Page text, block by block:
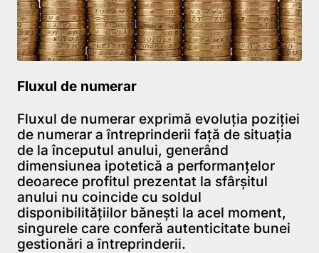
Fluxul de numerar
Fluxul de numerar exprimă evoluţia poziţiei
de numerar a întreprinderii față de situaţia
de la începutul anului, generând
dimensiunea ipotetică a performanţelor
deoarece profitul prezentat la sfârşitul
anului nu coincide cu soldul
disponibilităţiilor băneşti la acel moment,
singurele care conferă autenticitate bunei
gestionări a întreprinderii.